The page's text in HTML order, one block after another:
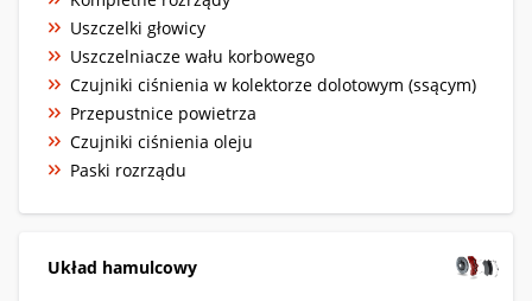
Uszczelki głowicy
Uszczelniacze wału korbowego
Czujniki ciśnienia w kolektorze dolotowym (ssącym)
Przepustnice powietrza
Czujniki ciśnienia oleju
Paski rozrządu
Układ hamulcowy